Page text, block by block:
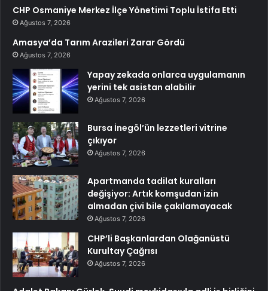
CHP Osmaniye Merkez İlçe Yönetimi Toplu İstifa Etti
Ağustos 7, 2026
Amasya’da Tarım Arazileri Zarar Gördü
Ağustos 7, 2026
Yapay zekada onlarca uygulamanın
yerini tek asistan alabilir
Ağustos 7, 2026
Bursa İnegöl’ün lezzetleri vitrine
çıkıyor
Ağustos 7, 2026
Apartmanda tadilat kuralları
değişiyor: Artık komşudan izin
almadan çivi bile çakılamayacak
Ağustos 7, 2026
CHP’li Başkanlardan Olağanüstü
Kurultay Çağrısı
Ağustos 7, 2026